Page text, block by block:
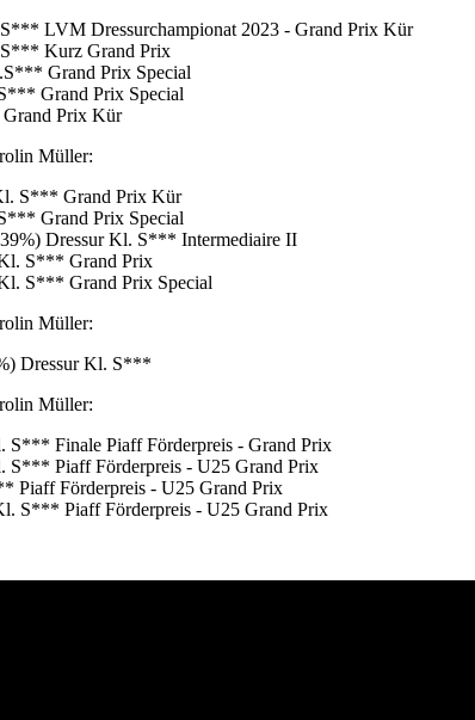
LVM Dressurchampionat 2023 - Grand Prix Kür
S*** Kurz Grand Prix
Grand Prix Special
Grand Prix Special
Prix Kür
Müller:
S*** Grand Prix Kür
Grand Prix Special
Dressur Kl. S*** Intermediaire II
Kl. S*** Grand Prix
S*** Grand Prix Special
Müller:
Dressur Kl. S***
Müller:
S*** Finale Piaff Förderpreis - Grand Prix
S*** Piaff Förderpreis - U25 Grand Prix
Piaff Förderpreis - U25 Grand Prix
S*** Piaff Förderpreis - U25 Grand Prix